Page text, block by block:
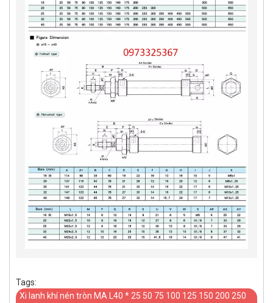
Tags:
Xi lanh khí nén tròn MA L40 * 25 50 75 100 125 150 200 250